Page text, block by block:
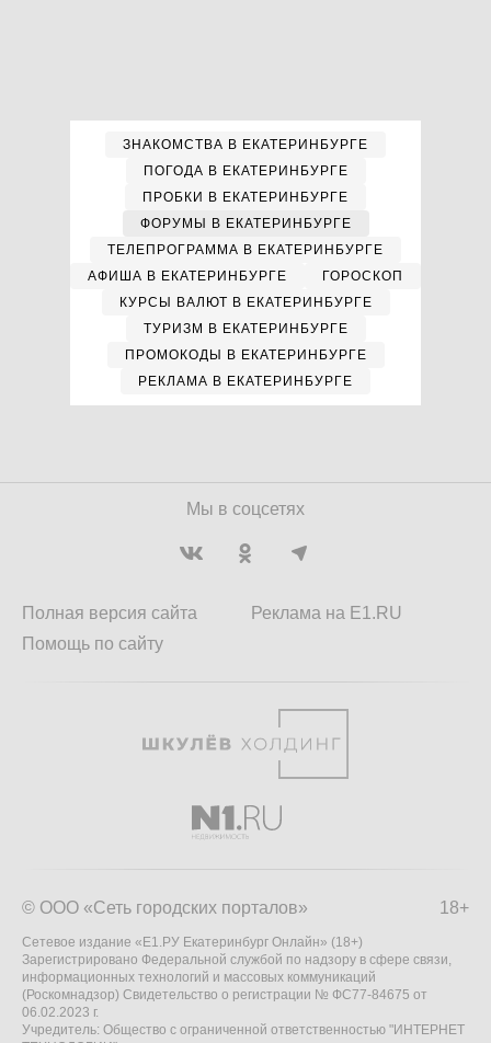
ЗНАКОМСТВА В ЕКАТЕРИНБУРГЕ
ПОГОДА В ЕКАТЕРИНБУРГЕ
ПРОБКИ В ЕКАТЕРИНБУРГЕ
ФОРУМЫ В ЕКАТЕРИНБУРГЕ
ТЕЛЕПРОГРАММА В ЕКАТЕРИНБУРГЕ
АФИША В ЕКАТЕРИНБУРГЕ
ГОРОСКОП
КУРСЫ ВАЛЮТ В ЕКАТЕРИНБУРГЕ
ТУРИЗМ В ЕКАТЕРИНБУРГЕ
ПРОМОКОДЫ В ЕКАТЕРИНБУРГЕ
РЕКЛАМА В ЕКАТЕРИНБУРГЕ
Мы в соцсетях
Полная версия сайта
Помощь по сайту
Реклама на E1.RU
18+
© ООО «Сеть городских порталов»
Сетевое издание «Е1.РУ Екатеринбург Онлайн» (18+)
Зарегистрировано Федеральной службой по надзору в сфере связи,
информационных технологий и массовых коммуникаций
(Роскомнадзор) Свидетельство о регистрации № ФС77-84675 от
06.02.2023 г.
Учредитель: Общество с ограниченной ответственностью "ИНТЕРНЕТ